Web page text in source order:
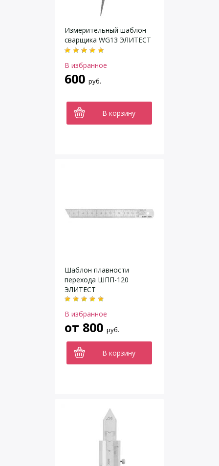
Измерительный шаблон
сварщика WG13 ЭЛИТЕСТ
В избранное
600 руб.
В корзину
Шаблон плавности
перехода ШПП-120
ЭЛИТЕСТ
В избранное
от 800 руб.
В корзину